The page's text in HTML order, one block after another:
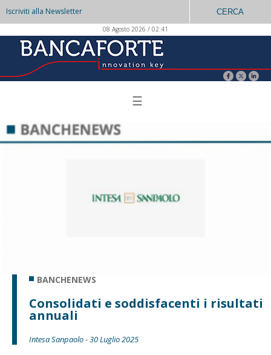
Iscriviti alla Newsletter CERCA
08 Agosto 2026 / 02:41
☰
BANCHENEWS
Consolidati e soddisfacenti i risultati
annuali
Intesa Sanpaolo - 30 Luglio 2025